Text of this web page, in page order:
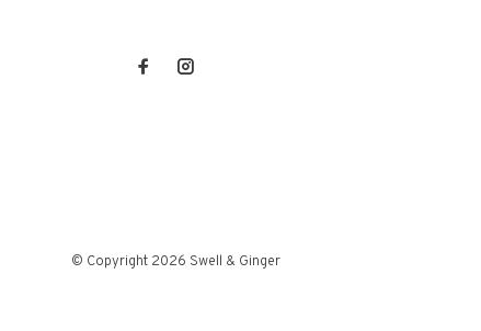
© Copyright 2026 Swell & Ginger